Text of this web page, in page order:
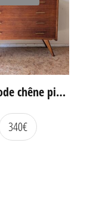
Commode chêne pieds compas vintage
340€